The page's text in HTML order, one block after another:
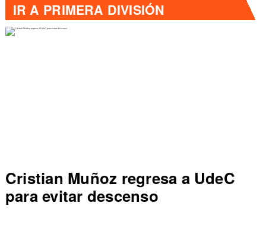
IR A PRIMERA DIVISIÓN
Dep Concepción vence a
sale de zona de descenso